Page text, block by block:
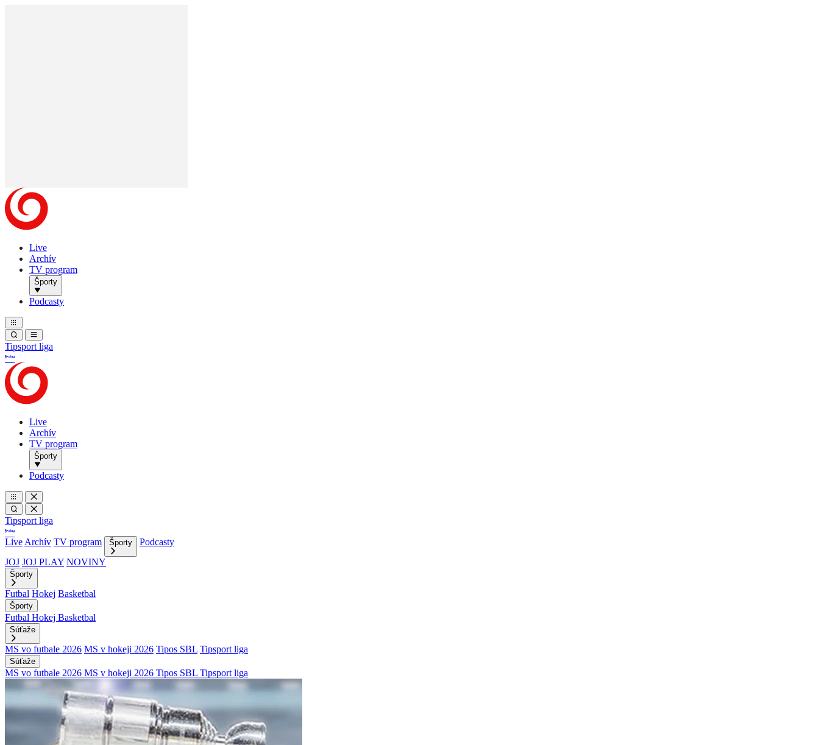
Live
Archív
TV program
Športy
Podcasty
Tipsport liga
Live
Archív
TV program
Športy
Podcasty
Tipsport liga
Live Archív TV program Športy
Podcasty
JOJ JOJ PLAY NOVINY
Športy
Futbal Hokej Basketbal
Športy
Futbal Hokej Basketbal
Súťaže
MS vo futbale 2026 MS v hokeji 2026 Tipos SBL Tipsport liga
Súťaže
MS vo futbale 2026 MS v hokeji 2026 Tipos SBL Tipsport liga